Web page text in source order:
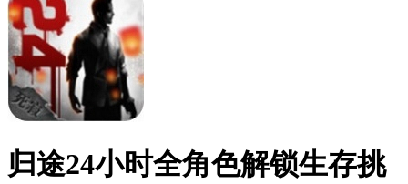
归途24小时全角色解锁生存挑